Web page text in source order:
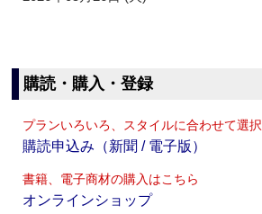
購読・購入・登録
プランいろいろ、スタイルに合わせて選択
購読申込み（新聞 / 電子版）
書籍、電子商材の購入はこちら
オンラインショップ